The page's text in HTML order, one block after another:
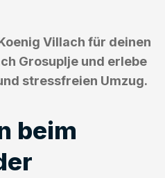
Villach für deinen
Grosuplje und erlebe
stressfreien Umzug.
beim